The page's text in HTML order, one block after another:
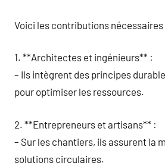
Voici les contributions nécessaires
1. **Architectes et ingénieurs** :
– Ils intègrent des principes
pour optimiser les ressources.
2. **Entrepreneurs et artisans** :
– Sur les chantiers, ils assurent la
solutions circulaires.